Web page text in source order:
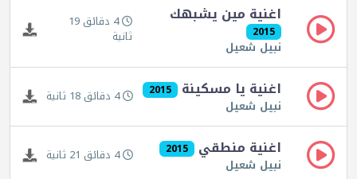
اغنية مين يشبهك
2015
نبيل شعيل
4 دقائق 19
ثانية
اغنية يا مسكينة 2015
نبيل شعيل 4 دقائق 18 ثانية
اغنية منطقي 2015
نبيل شعيل 4 دقائق 21 ثانية